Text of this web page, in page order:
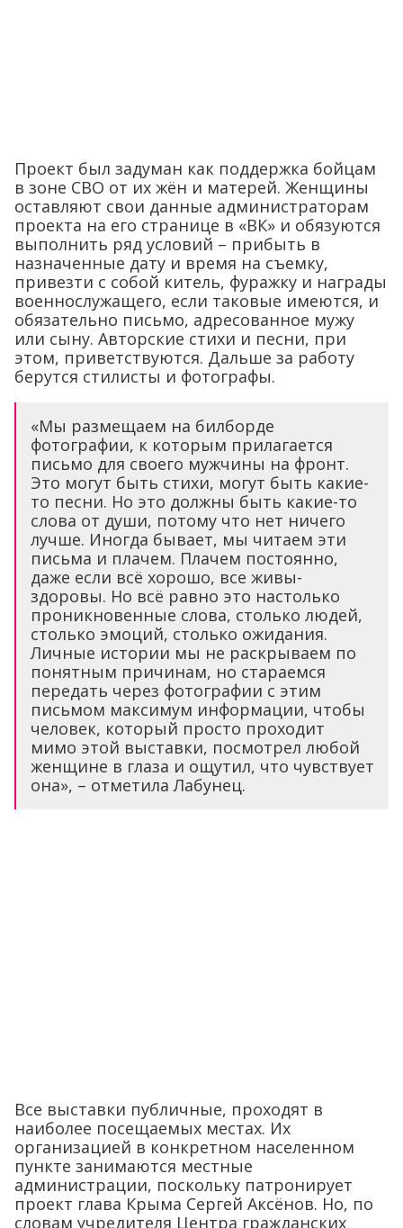
Проект был задуман как поддержка бойцам
в зоне СВО от их жён и матерей. Женщины
оставляют свои данные администраторам
проекта на его странице в «ВК» и обязуются
выполнить ряд условий – прибыть в
назначенные дату и время на съемку,
привезти с собой китель, фуражку и награды
военнослужащего, если таковые имеются, и
обязательно письмо, адресованное мужу
или сыну. Авторские стихи и песни, при
этом, приветствуются. Дальше за работу
берутся стилисты и фотографы.
«Мы размещаем на билборде
фотографии, к которым прилагается
письмо для своего мужчины на фронт.
Это могут быть стихи, могут быть какие-
то песни. Но это должны быть какие-то
слова от души, потому что нет ничего
лучше. Иногда бывает, мы читаем эти
письма и плачем. Плачем постоянно,
даже если всё хорошо, все живы-
здоровы. Но всё равно это настолько
проникновенные слова, столько людей,
столько эмоций, столько ожидания.
Личные истории мы не раскрываем по
понятным причинам, но стараемся
передать через фотографии с этим
письмом максимум информации, чтобы
человек, который просто проходит
мимо этой выставки, посмотрел любой
женщине в глаза и ощутил, что чувствует
она», – отметила Лабунец.
Все выставки публичные, проходят в
наиболее посещаемых местах. Их
организацией в конкретном населенном
пункте занимаются местные
администрации, поскольку патронирует
проект глава Крыма Сергей Аксёнов. Но, по
словам учредителя Центра гражданских